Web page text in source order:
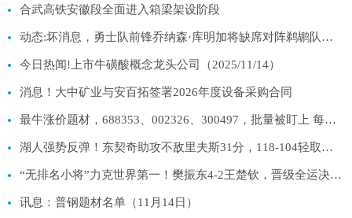
合武高铁安徽段全面进入箱梁架设阶段
动态:坏消息，勇士队前锋乔纳森·库明加将缺席对阵鹈鹕队的比赛
今日热闻!上市牛磺酸概念龙头公司（2025/11/14）
消息！大中矿业与安百拓签署2026年度设备采购合同
最牛涨价题材，688353、002326、300497，批量被盯上 每日快讯
湖人强势反弹！东契奇助攻不敌里夫斯31分，118-104轻取鹈鹕_每日关注
“无排名小将”力克世界第一！樊振东4-2王楚钦，晋级全运决赛-今日报
讯息：普钢题材名单（11月14日）